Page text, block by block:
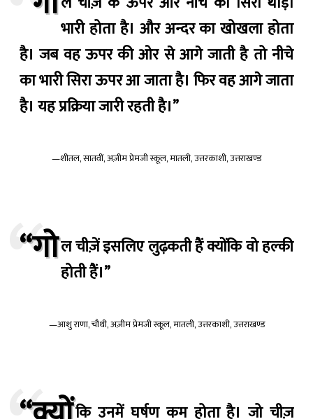
भारी होता है। और अन्दर का खोखला होता
है। जब वह ऊपर की ओर से आगे जाती है तो नीचे
का भारी सिरा ऊपर आ जाता है। फिर वह आगे जाता
है। यह प्रक्रिया जारी रहती है।”
—शीतल, सातवीं, अज़ीम प्रेमजी स्कूल, मातली, उत्तरकाशी, उत्तराखण्ड
“गोल चीज़ें इसलिए लुढ़कती हैं क्योंकि वो हल्की
होती हैं।”
—आशु राणा, चौथी, अज़ीम प्रेमजी स्कूल, मातली, उत्तरकाशी, उत्तराखण्ड
कि उनमें घर्षण कम होता है। जो चीज़